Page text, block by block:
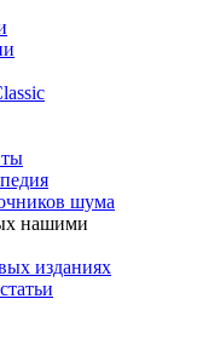
шума
нашими
изданиях